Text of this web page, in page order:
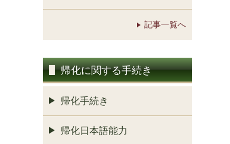
記事一覧へ
帰化に関する手続き
帰化手続き
帰化日本語能力